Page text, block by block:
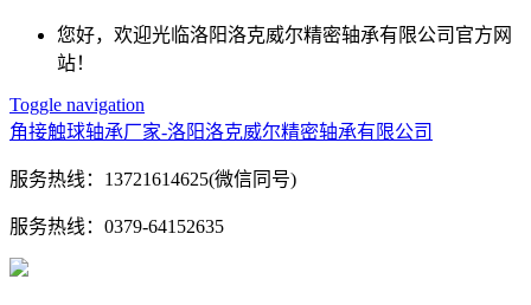
您好，欢迎光临洛阳洛克威尔精密轴承有限公司官方网
站！
Toggle navigation
角接触球轴承厂家-洛阳洛克威尔精密轴承有限公司
服务热线： 13721614625(微信同号)
服务热线： 0379-64152635